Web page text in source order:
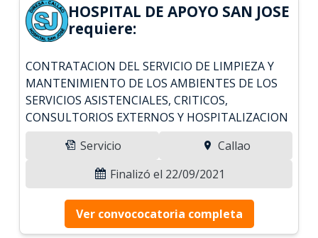
HOSPITAL DE APOYO SAN JOSE
requiere:
CONTRATACION DEL SERVICIO DE LIMPIEZA Y
MANTENIMIENTO DE LOS AMBIENTES DE LOS
SERVICIOS ASISTENCIALES, CRITICOS,
CONSULTORIOS EXTERNOS Y HOSPITALIZACION
Servicio
Callao
Finalizó el 22/09/2021
Ver convococatoria completa